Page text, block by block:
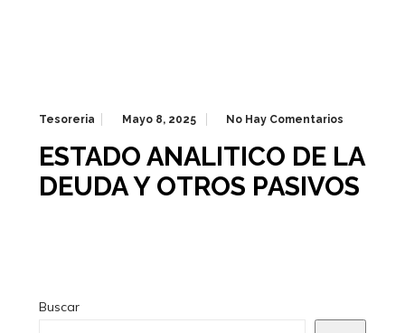
Tesoreria Mayo 8, 2025 No Hay Comentarios
ESTADO ANALITICO DE LA
DEUDA Y OTROS PASIVOS
Buscar